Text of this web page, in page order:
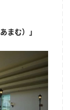
まむ）」